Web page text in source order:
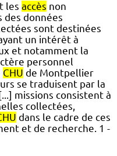
les accès non
des données
sont destinées
un intérêt à
et notamment la
personnel
CHU de Montpellier
se traduisent par la
missions consistent à
collectées,
dans le cadre de ces
et de recherche. 1 -